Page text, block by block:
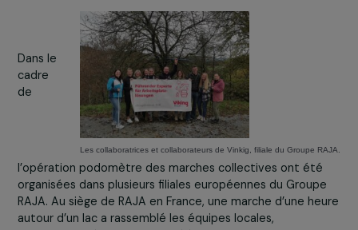
manifestation féministe parisienneorganisée par le
#NousToutes.Entre slogans revendicatifs et
pancartes engagées, elles ont marché entre Gare du
et Bastille pour revendiquer plus de moyens pour lutter
efficacement contre les violences faites aux femmes.
Des marches collectives à travers le Groupe RAJA